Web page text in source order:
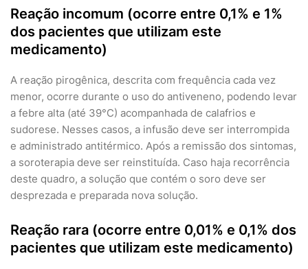
Reação incomum (ocorre entre 0,1% e 1%
dos pacientes que utilizam este
medicamento)
A reação pirogênica, descrita com frequência cada vez
menor, ocorre durante o uso do antiveneno, podendo levar
a febre alta (até 39°C) acompanhada de calafrios e
sudorese. Nesses casos, a infusão deve ser interrompida
e administrado antitérmico. Após a remissão dos sintomas,
a soroterapia deve ser reinstituída. Caso haja recorrência
deste quadro, a solução que contém o soro deve ser
desprezada e preparada nova solução.
Reação rara (ocorre entre 0,01% e 0,1% dos
pacientes que utilizam este medicamento)